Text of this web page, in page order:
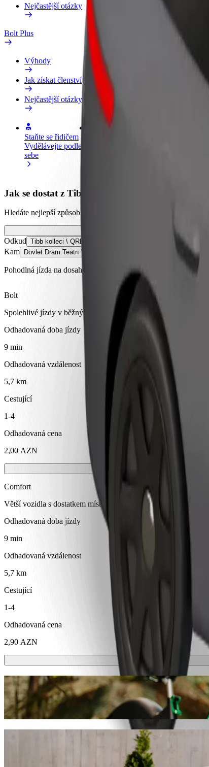
Nejčastější otázky
Bolt Plus
Výhody
Jak získat členství
Nejčastější otázky
Staňte se řidičem
Vydělávejte podle
sebe
Jak se dostat z Tibb kolleci \ QRES Mingəçevir
Hledáte nejlepší způsob, jak se dostat z Tibb kolleci \ QRES
Odkud Tibb kolleci \ QRES Mingəçevir
Kam Dövlət Dram Teatrı \ Mingəçevir
Pohodlná jízda na dosah ruky!
Bolt
Spolehlivé jízdy v běžných vozidlech střední velikosti.
Odhadovaná doba jízdy
9 min
Odhadovaná vzdálenost
5,7 km
Cestující
1-4
Odhadovaná cena
2,00 AZN
Comfort
Větší vozidla s dostatkem místa pro nohy a úložným prostorem
Odhadovaná doba jízdy
9 min
Odhadovaná vzdálenost
5,7 km
Cestující
1-4
Odhadovaná cena
2,90 AZN
Koloběžky nebo e-kola
Přesouvejte se po Mingachevir na koloběžkách nebo e-kolech
Stáhnout aplikaci Bolt
Dostaňte se z Tibb kolleci \ QRES
Pokud hledáte nejlepší cenu pro jízdu do Dövlət Dram